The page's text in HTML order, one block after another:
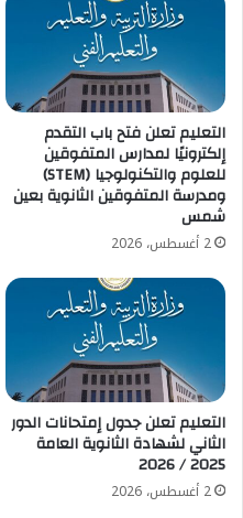
التعليم تعلن فتح باب التقدم
إلكترونيًا لمدارس المتفوقين
للعلوم والتكنولوجيا (STEM)
ومدرسة المتفوقين الثانوية بعين
شمس
2 أغسطس، 2026
التعليم تعلن جدول إمتحانات الدور
الثاني لشهادة الثانوية العامة
2025 / 2026
2 أغسطس، 2026